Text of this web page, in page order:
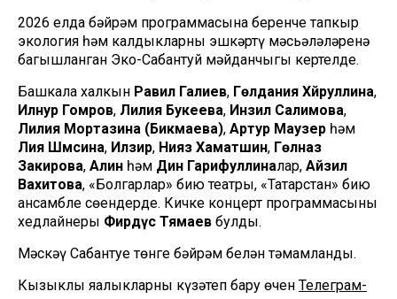
2026 елда бәйрәм программасына беренче тапкыр
экология һәм калдыкларны эшкәртү мәсьәләләренә
багышланган Эко-Сабантуй мәйданчыгы кертелде.
Башкала халкын Равил Галиев, Гөлдания Хәйруллина,
Илнур Гомәров, Лилия Букеева, Инзилә Салимова,
Лилия Мортазина (Бикмаева), Артур Маузер һәм
Лия Шәмсина, Илзирә, Нияз Хаматшин, Гөлназ
Закирова, Алинә һәм Динә Гарифуллиналар, Айзилә
Вахитова, «Болгарлар» бию театры, «Татарстан» бию
ансамбле сөендерде. Кичке концерт программасының
хедлайнеры Фирдүс Тямаев булды.
Мәскәү Сабантуе төнге бәйрәм белән тәмамланды.
Кызыклы яңалыкларны күзәтеп бару өчен Телеграм-